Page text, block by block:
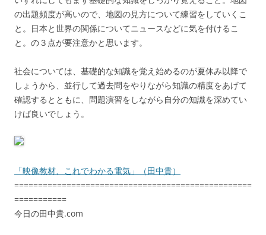
の出題頻度が高いので、地図の見方について練習をしていくこ
と。日本と世界の関係についてニュースなどに気を付けるこ
と。の３点が要注意かと思います。
社会については、基礎的な知識を覚え始めるのが夏休み以降で
しょうから、並行して過去問をやりながら知識の精度をあげて
確認するとともに、問題演習をしながら自分の知識を深めてい
けば良いでしょう。
「映像教材、これでわかる電気」（田中貴）
==================================================
===========
今日の田中貴.com